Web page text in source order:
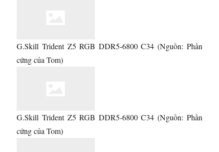
G.Skill Trident Z5 RGB DDR5-6800 C34 (Nguồn: Phần
cứng của Tom)
G.Skill Trident Z5 RGB DDR5-6800 C34 (Nguồn: Phần
cứng của Tom)